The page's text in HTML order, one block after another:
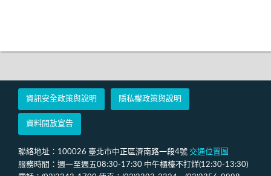
資訊安全政策與說明 隱私權政策與說明
資料開放宣告
聯絡地址：100026 臺北市中正區濟南路一段4號 交通位置圖
服務時間：週一至週五08:30-17:30 中午櫃檯不打烊(12:30-13:30)